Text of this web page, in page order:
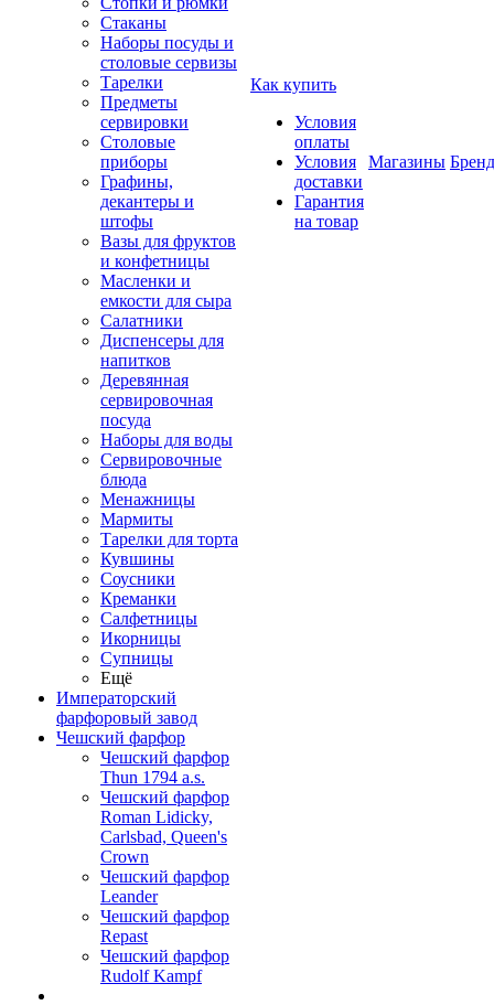
Стаканы
Наборы посуды и
столовые сервизы
Тарелки
Предметы
сервировки
Столовые
приборы
Графины,
декантеры и
штофы
Вазы для фруктов
и конфетницы
Масленки и
емкости для сыра
Салатники
Диспенсеры для
напитков
Деревянная
сервировочная
посуда
Наборы для воды
Сервировочные
блюда
Менажницы
Мармиты
Тарелки для торта
Кувшины
Соусники
Креманки
Салфетницы
Икорницы
Супницы
Ещё
Императорский
фарфоровый завод
Чешский фарфор
Чешский фарфор
Thun 1794 a.s.
Чешский фарфор
Roman Lidicky,
Carlsbad, Queen's
Crown
Чешский фарфор
Leander
Чешский фарфор
Repast
Чешский фарфор
Rudolf Kampf
Как купить
Условия
оплаты
Условия
доставки
Гарантия
на товар
Магазины